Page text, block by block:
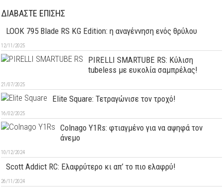
ΔΙΑΒΑΣΤΕ ΕΠΙΣΗΣ
LOOK 795 Blade RS KG Edition: η αναγέννηση ενός θρύλου
12/11/2025
PIRELLI SMARTUBE RS: Κύλιση
tubeless με ευκολία σαμπρέλας!
21/07/2025
Elite Square: Τετραγώνισε τον τροχό!
16/02/2025
Colnago Y1Rs: φτιαγμένο για να αψηφά τον
άνεμο
10/12/2024
Scott Addict RC: Ελαφρύτερο κι απ’ το πιο ελαφρύ!
26/11/2024